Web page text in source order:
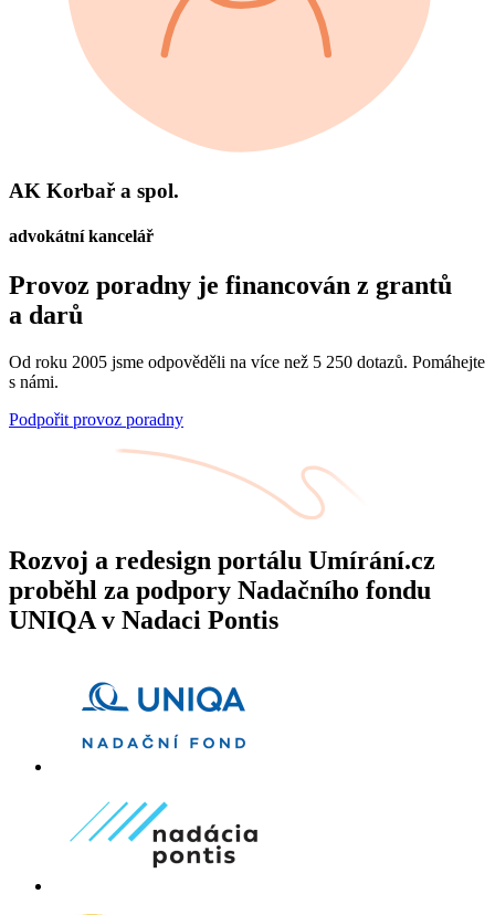
AK Korbař a spol.
advokátní kancelář
Provoz poradny je financován z grantů
a darů
Od roku 2005 jsme odpověděli na více než 5 250 dotazů. Pomáhejte
s námi.
Podpořit provoz poradny
Rozvoj a redesign portálu Umírání.cz
proběhl za podpory Nadačního fondu
UNIQA v Nadaci Pontis